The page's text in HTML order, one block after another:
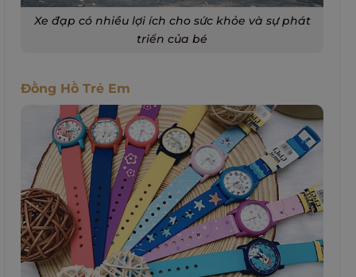
Xe đạp có nhiều lợi ích cho sức khỏe và sự phát
triển của bé
Đồng Hồ Trẻ Em